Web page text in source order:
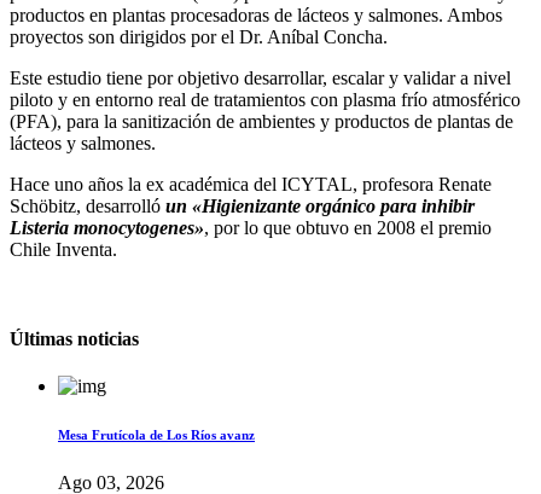
productos en plantas procesadoras de lácteos y salmones. Ambos
proyectos son dirigidos por el Dr. Aníbal Concha.
Este estudio tiene por objetivo desarrollar, escalar y validar a nivel
piloto y en entorno real de tratamientos con plasma frío atmosférico
(PFA), para la sanitización de ambientes y productos de plantas de
lácteos y salmones.
Hace uno años la ex académica del ICYTAL, profesora Renate
Schöbitz, desarrolló un «Higienizante orgánico para inhibir
Listeria monocytogenes», por lo que obtuvo en 2008 el premio
Chile Inventa.
Últimas noticias
Mesa Frutícola de Los Ríos avanz
Ago 03, 2026